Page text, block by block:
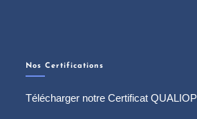
Nos Certifications
Télécharger notre Certificat